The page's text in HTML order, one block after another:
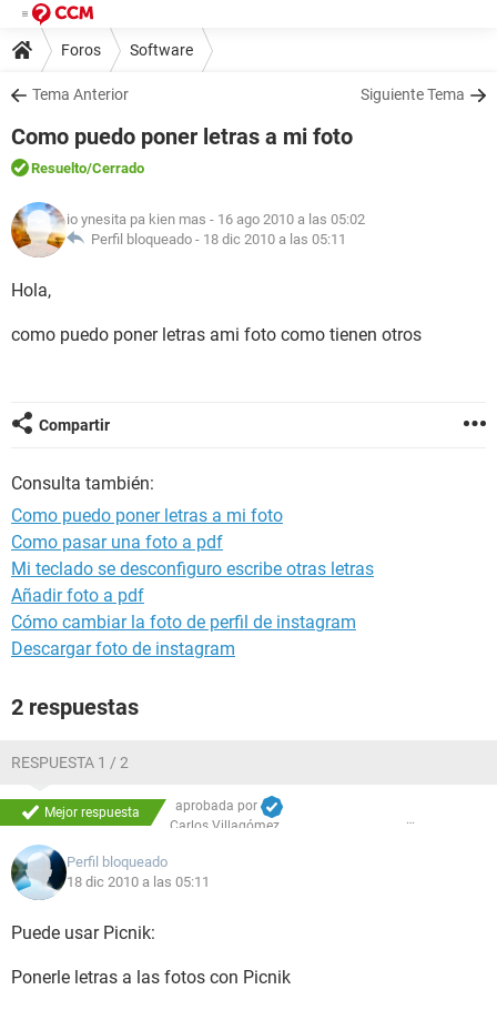
Foros Software
Tema Anterior Siguiente Tema
Como puedo poner letras a mi foto
Resuelto/Cerrado
io ynesita pa kien mas - 16 ago 2010 a las 05:02
Perfil bloqueado - 18 dic 2010 a las 05:11
Hola,
como puedo poner letras ami foto como tienen otros
Compartir
Consulta también:
Como puedo poner letras a mi foto
Como pasar una foto a pdf
Mi teclado se desconfiguro escribe otras letras
Añadir foto a pdf
Cómo cambiar la foto de perfil de instagram
Descargar foto de instagram
2 respuestas
RESPUESTA 1 / 2
Mejor respuesta
aprobada por
Carlos Villagómez
Perfil bloqueado
18 dic 2010 a las 05:11
Puede usar Picnik:
Ponerle letras a las fotos con Picnik